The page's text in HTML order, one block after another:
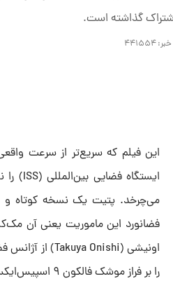
گذاشته است.
۴۴۱۵۵۴
این فیلم که سریع‌تر از سرعت
می‌چرخد. پتیت یک نسخه کوتاه و
را بر فراز موشک فالکون ۹ اسپیس‌ایکس در فلوریدا آغاز کردند.